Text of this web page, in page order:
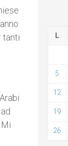
tanti
L
5
12
19
26